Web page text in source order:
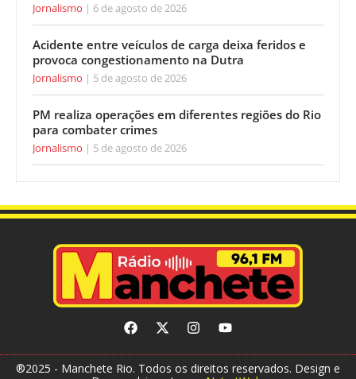
Jornalismo 6 de agosto de 2026
Acidente entre veículos de carga deixa feridos e
provoca congestionamento na Dutra
Jornalismo 5 de agosto de 2026
PM realiza operações em diferentes regiões do Rio
para combater crimes
Jornalismo 5 de agosto de 2026
®2025 - Manchete Rio. Todos os direitos reservados. Design e